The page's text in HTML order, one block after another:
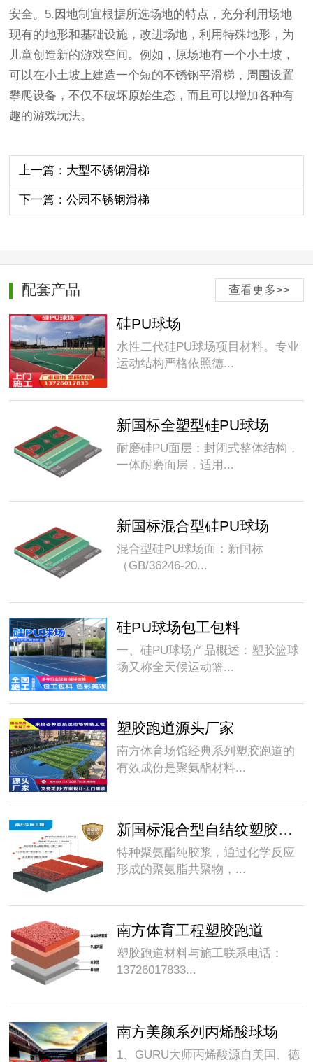
安全。5.因地制宜根据所选场地的特点，充分利用场地
现有的地形和基础设施，改进场地，利用特殊地形，为
儿童创造新的游戏空间。例如，原场地有一个小土坡，
可以在小土坡上建造一个短的不锈钢平滑梯，周围设置
攀爬设备，不仅不破坏原始生态，而且可以增加各种有
趣的游戏玩法。
上一篇：大型不锈钢滑梯
下一篇：公园不锈钢滑梯
查看更多>>
配套产品
硅PU球场
水性二代硅PU球场项目材料。专业
运动结构严格依照德...
新国标全塑型硅PU球场
耐磨硅PU面层：封闭式整体结构，
一体耐磨面层，适用...
新国标混合型硅PU球场
混合型硅PU球场面：新国标
（GB/36246-20...
硅PU球场包工包料
一、硅PU球场产品概述：塑胶篮球
场又称全天候运动篮...
塑胶跑道源头厂家
南方体育场馆经典系列塑胶跑道的
有效成份是聚氨酯材料...
特种聚氨酯纯胶浆，通过化学反应
形成的聚氨脂共聚物，...
南方体育工程塑胶跑道
塑胶跑道材料与施工联系电话：
13726017833...
南方美颜系列丙烯酸球场
1、GURU大师丙烯酸源自美国、德